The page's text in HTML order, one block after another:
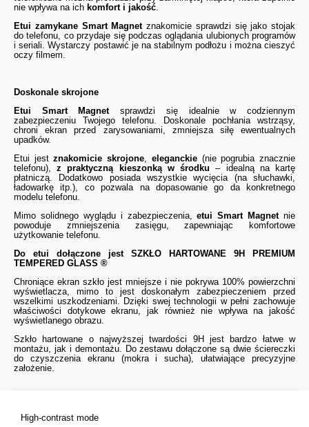
nie wpływa na ich komfort i jakość
Etui zamykane Smart Magnetznakomicie sprawdzi się jako stojak
do telefonu, co przydaje się podczas oglądania ulubionych programów
i seriali. Wystarczy postawić je na stabilnym podłożu i można cieszyć
oczy filmem.
Doskonale skrojone
Etui Smart Magnetsprawdzi się idealnie w codziennym
zabezpieczeniu Twojego telefonu. Doskonale pochłania wstrząsy,
chroni ekran przed zarysowaniami, zmniejsza siłę ewentualnych
upadków.
Etui jestznakomicie skrojone eleganckie(nie pogrubia znacznie
telefonu),z praktyczną kieszonką w środku – idealną na kartę
płatniczą. Dodatkowo posiada wszystkie wycięcia (na słuchawki,
ładowarkę itp.), co pozwala na dopasowanie go da konkretnego
modelu telefonu.
Mimo solidnego wyglądu i zabezpieczenia,etui Smart Magnetnie
powoduje zmniejszenia zasięgu, zapewniając komfortowe
użytkowanie telefonu.
Do etui dołączone jest SZKŁO HARTOWANE 9H PREMIUM
TEMPERED GLASS ®
Chroniące ekran szkło jest mniejsze i nie pokrywa 100% powierzchni
wyświetlacza, mimo to jest doskonałym zabezpieczeniem przed
wszelkimi uszkodzeniami. Dzięki swej technologii w pełni zachowuje
właściwości dotykowe ekranu, jak również nie wpływa na jakość
wyświetlanego obrazu.
Szkło hartowane o najwyższej twardości 9H jest bardzo łatwe w
montażu, jak i demontażu. Do zestawu dołączone są dwie ściereczki
do czyszczenia ekranu (mokra i sucha), ułatwiające precyzyjne
założenie.
High-contrast mode